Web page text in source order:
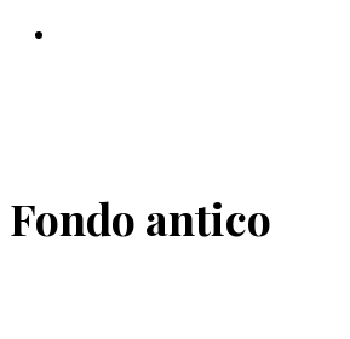
Fondo antico